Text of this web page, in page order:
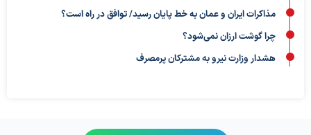
مذاکرات ایران و عمان به خط پایان رسید/ توافق در راه است؟
چرا گوشت ارزان نمی‌شود؟
هشدار وزارت نیرو به مشترکان پرمصرف